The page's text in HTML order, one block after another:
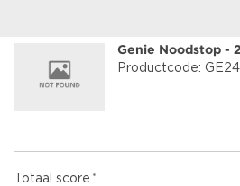
Genie Noodstop -
Productcode:
Totaal score